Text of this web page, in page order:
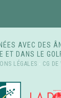
AVEC DES
ET DANS LE
LÉGALES - CG